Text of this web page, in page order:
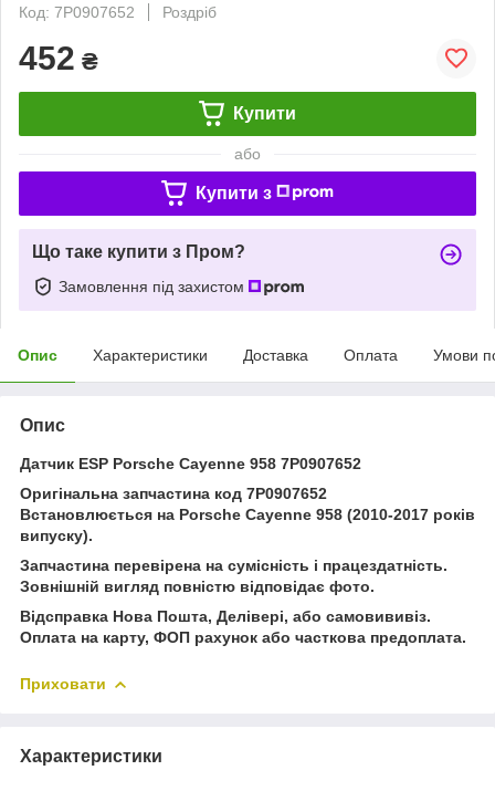
Код: 7P0907652
Роздріб
452 ₴
Купити
або
Купити з
Що таке купити з Пром?
Замовлення під захистом
Опис Характеристики Доставка Оплата Умови
Опис
Датчик ESP Porsche Cayenne 958 7P0907652
Оригінальна запчастина код 7P0907652
Встановлюється на Porsche Cayenne 958 (2010-2017 років
випуску).
Запчастина перевірена на сумісність і працездатність.
Зовнішній вигляд повністю відповідає фото.
Відсправка Нова Пошта, Делівері, або самовививіз.
Оплата на карту, ФОП рахунок або часткова предоплата.
Приховати
Характеристики